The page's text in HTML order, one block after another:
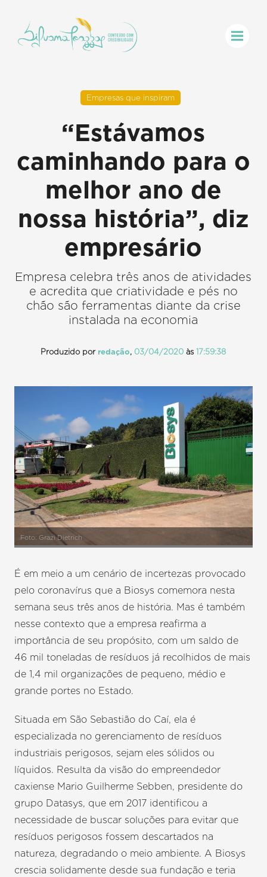
Empresas que inspiram
“Estávamos
caminhando para o
melhor ano de
nossa história”, diz
empresário
Empresa celebra três anos de atividades
e acredita que criatividade e pés no
chão são ferramentas diante da crise
instalada na economia
Produzido por redação, 03/04/2020 às17:59:38
Foto: Grazi Dietrich
É em meio a um cenário de incertezas provocado
pelo coronavírus que a Biosys comemora nesta
semana seus três anos de história. Mas é também
nesse contexto que a empresa reafirma a
importância de seu propósito, com um saldo de
46 mil toneladas de resíduos já recolhidos de mais
de 1,4 mil organizações de pequeno, médio e
grande portes no Estado.
Situada em São Sebastião do Caí, ela é
especializada no gerenciamento de resíduos
industriais perigosos, sejam eles sólidos ou
líquidos. Resulta da visão do empreendedor
caxiense Mario Guilherme Sebben, presidente do
grupo Datasys, que em 2017 identificou a
necessidade de buscar soluções para evitar que
resíduos perigosos fossem descartados na
natureza, degradando o meio ambiente. A Biosys
crescia solidamente desde sua fundação e teria